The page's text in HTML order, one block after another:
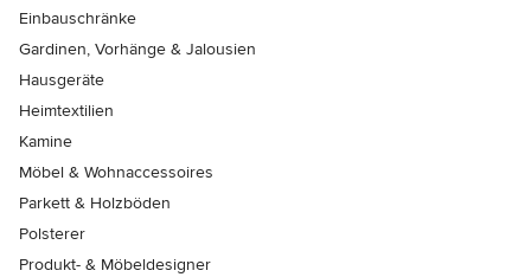
Einbauschränke
Gardinen, Vorhänge & Jalousien
Hausgeräte
Heimtextilien
Kamine
Möbel & Wohnaccessoires
Parkett & Holzböden
Polsterer
Produkt- & Möbeldesigner